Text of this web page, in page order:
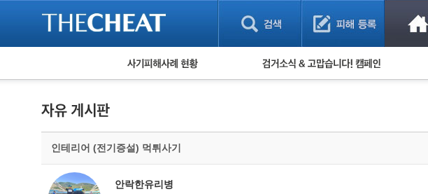
피해사례 현황
보이스피싱 피해사례
유해사이트 목록
비공개 피해사례
검거 소식
인테리어 (전기증설) 먹튀사기
안락한유리병